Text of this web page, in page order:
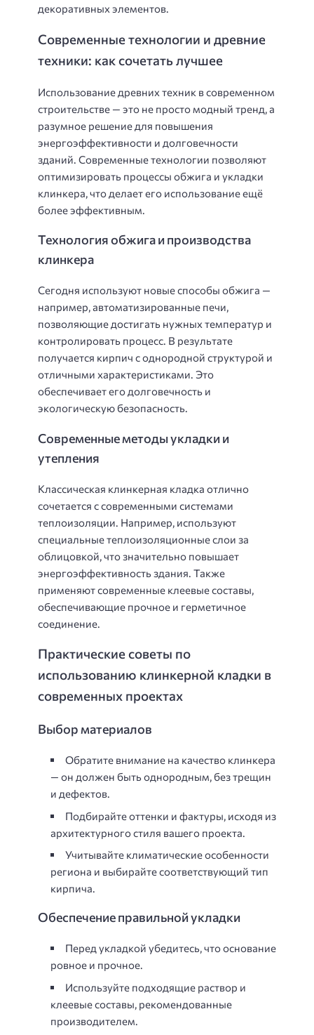
декоративных элементов.
Современные технологии и древние
техники: как сочетать лучшее
Использование древних техник в современном
строительстве — это не просто модный тренд, а
разумное решение для повышения
энергоэффективности и долговечности
зданий. Современные технологии позволяют
оптимизировать процессы обжига и укладки
клинкера, что делает его использование ещё
более эффективным.
Технология обжига и производства
клинкера
Сегодня используют новые способы обжига —
например, автоматизированные печи,
позволяющие достигать нужных температур и
контролировать процесс. В результате
получается кирпич с однородной структурой и
отличными характеристиками. Это
обеспечивает его долговечность и
экологическую безопасность.
Современные методы укладки и
утепления
Классическая клинкерная кладка отлично
сочетается с современными системами
теплоизоляции. Например, используют
специальные теплоизоляционные слои за
облицовкой, что значительно повышает
энергоэффективность здания. Также
применяют современные клеевые составы,
обеспечивающие прочное и герметичное
соединение.
Практические советы по
использованию клинкерной кладки в
современных проектах
Выбор материалов
Обратите внимание на качество клинкера
— он должен быть однородным, без трещин
и дефектов.
Подбирайте оттенки и фактуры, исходя из
архитектурного стиля вашего проекта.
Учитывайте климатические особенности
региона и выбирайте соответствующий тип
кирпича.
Обеспечение правильной укладки
Перед укладкой убедитесь, что основание
ровное и прочное.
Используйте подходящие раствор и
клеевые составы, рекомендованные
производителем.